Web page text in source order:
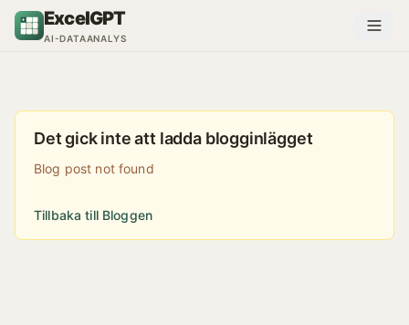
Hoppa till innehåll
ExcelGPT
AI-DATAANALYS
Det gick inte att ladda blogginlägget
Blog post not found
Tillbaka till Bloggen